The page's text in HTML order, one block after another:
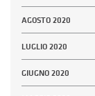
AGOSTO 2020
LUGLIO 2020
GIUGNO 2020